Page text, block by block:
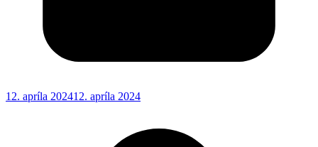
12. apríla 202412. apríla 2024